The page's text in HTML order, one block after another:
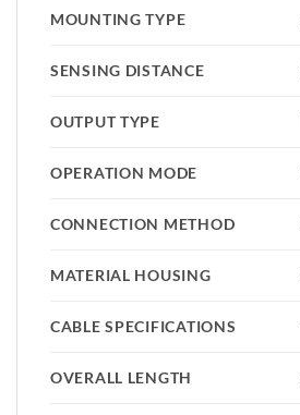
MOUNTING TYPE
SENSING DISTANCE
OUTPUT TYPE
OPERATION MODE
CONNECTION METHOD
MATERIAL HOUSING
CABLE SPECIFICATIONS
OVERALL LENGTH